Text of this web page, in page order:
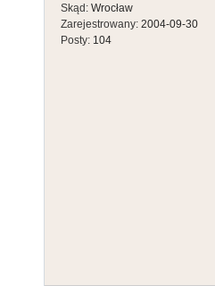
Skąd: Wrocław
Zarejestrowany: 2004-09-30
Posty: 104